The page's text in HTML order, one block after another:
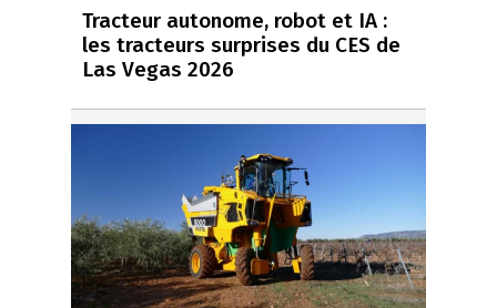
Tracteur autonome, robot et IA :
les tracteurs surprises du CES de
Las Vegas 2026